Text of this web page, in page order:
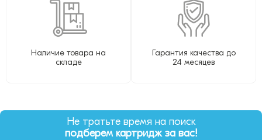
Наличие товара на
складе
Гарантия качества до
24 месяцев
Не тратьте время на поиск
подберем картридж за вас!